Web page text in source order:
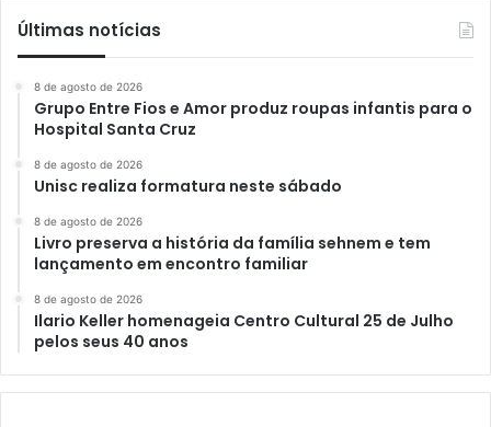
Últimas notícias
8 de agosto de 2026
Grupo Entre Fios e Amor produz roupas infantis para o
Hospital Santa Cruz
8 de agosto de 2026
Unisc realiza formatura neste sábado
8 de agosto de 2026
Livro preserva a história da família sehnem e tem
lançamento em encontro familiar
8 de agosto de 2026
Ilario Keller homenageia Centro Cultural 25 de Julho
pelos seus 40 anos